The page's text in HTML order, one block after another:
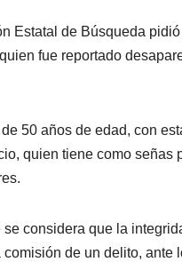
Estatal de Búsqueda
fue reportado
50 años de edad, con
quien tiene como
se considera que la
de un delito,